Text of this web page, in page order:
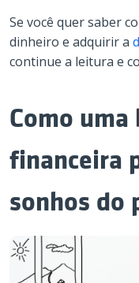
Se você quer saber
dinheiro e adquirir a
continue a leitura e
Como uma
financeira
sonhos do